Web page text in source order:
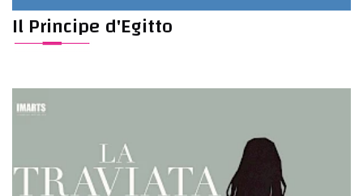
Il Principe d'Egitto